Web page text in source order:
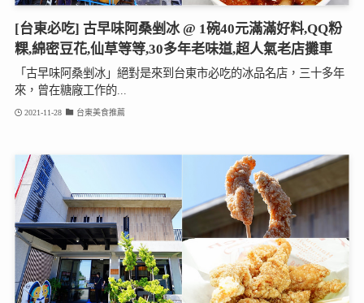
[台東必吃] 古早味阿桑剉冰 @ 1碗40元滿滿好料,QQ粉
粿,綿密豆花,仙草等等,30多年老味道,超人氣老店攤車
「古早味阿桑剉冰」絕對是來到台東市必吃的冰品名店，三十多年
來，曾在糖廠工作的...
2021-11-28 台東美食推薦